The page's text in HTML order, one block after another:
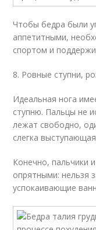
Чтобы бедра были
аппетитными,
спортом и
8. Ровные ступни,
Идеальная нога
ступню. Пальцы не
лежат свободно,
слегка
Конечно, пальчики
опрятными: нельзя
успокаивающие